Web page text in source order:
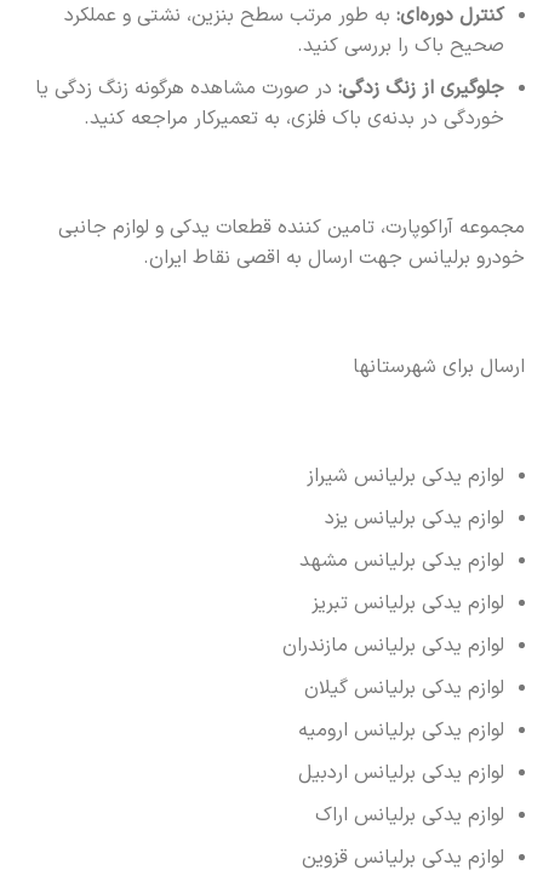
کنترل دوره‌ای: به طور مرتب سطح بنزین، نشتی و عملکرد
صحیح باک را بررسی کنید.
جلوگیری از زنگ زدگی: در صورت مشاهده هرگونه زنگ زدگی یا
خوردگی در بدنه‌ی باک فلزی، به تعمیرکار مراجعه کنید.
مجموعه آراکوپارت، تامین کننده قطعات یدکی و لوازم جانبی
خودرو برلیانس جهت ارسال به اقصی نقاط ایران.
ارسال برای شهرستانها
لوازم یدکی برلیانس شیراز
لوازم یدکی برلیانس یزد
لوازم یدکی برلیانس مشهد
لوازم یدکی برلیانس تبریز
لوازم یدکی برلیانس مازندران
لوازم یدکی برلیانس گیلان
لوازم یدکی برلیانس ارومیه
لوازم یدکی برلیانس اردبیل
لوازم یدکی برلیانس اراک
لوازم یدکی برلیانس قزوین